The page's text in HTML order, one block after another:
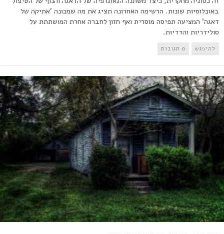
באוכלוסיות שונות. הרשימה האחרונה תציג את מה שמכונה 'אתיקה של
דאגה' המציעה תפיסה מוסרית ואף חזון לחברה אחרת המושתתת על
סולידריות והדדיות.
להיפגש 0 תגובות